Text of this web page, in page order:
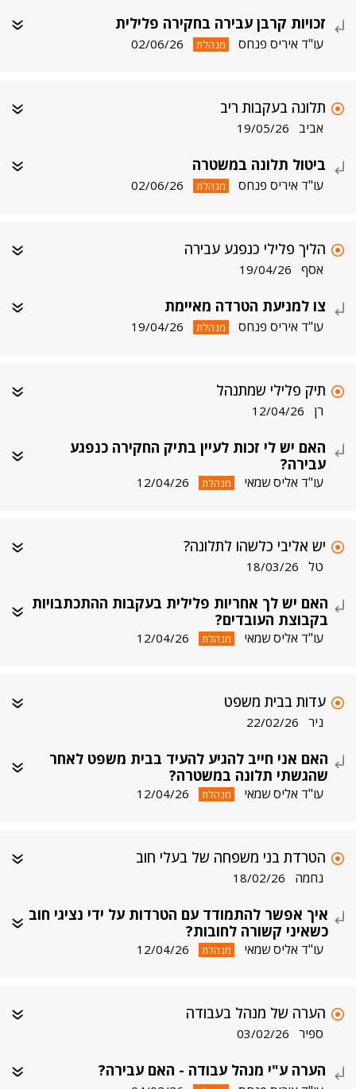
זכויות קרבן עבירה בחקירה פלילית
עו"ד איריס פנחס מנהלת 02/06/26
תלונה בעקבות ריב
אביב 19/05/26
ביטול תלונה במשטרה
עו"ד איריס פנחס מנהלת 02/06/26
הליך פלילי כנפגע עבירה
אסף 19/04/26
צו למניעת הטרדה מאיימת
עו"ד איריס פנחס מנהלת 19/04/26
תיק פלילי שמתנהל
רן 12/04/26
האם יש לי זכות לעיין בתיק החקירה כנפגע
עבירה?
עו"ד אליס שמאי מנהלת 12/04/26
יש אליבי כלשהו לתלונה?
טל 18/03/26
האם יש לך אחריות פלילית בעקבות ההתכתבויות
בקבוצת העובדים?
עו"ד אליס שמאי מנהלת 12/04/26
עדות בבית משפט
ניר 22/02/26
האם אני חייב להגיע להעיד בבית משפט לאחר
שהגשתי תלונה במשטרה?
עו"ד אליס שמאי מנהלת 12/04/26
הטרדת בני משפחה של בעלי חוב
נחמה 18/02/26
איך אפשר להתמודד עם הטרדות על ידי נציגי חוב
כשאיני קשורה לחובות?
עו"ד אליס שמאי מנהלת 12/04/26
הערה של מנהל בעבודה
ספיר 03/02/26
הערה ע"י מנהל עבודה - האם עבירה?